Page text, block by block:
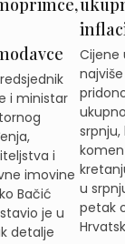
i ministar
i
imovine
Bačić
je u
detalje
Cijene
najviše
srpnju,
u
petak